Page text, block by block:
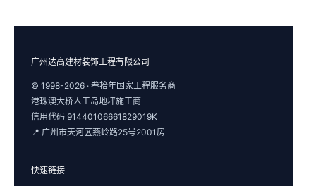
广州达高建材装饰工程有限公司
© 1998-2026 · 叁拾年国家工程服务商
港珠澳大桥人工岛地坪施工商
信用代码 91440106661829019K
📍 广州市天河区燕岭路25号2001房
快速链接